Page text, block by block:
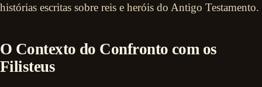
histórias escritas sobre reis e heróis do Antigo Testamento.
O Contexto do Confronto com os
Filisteus